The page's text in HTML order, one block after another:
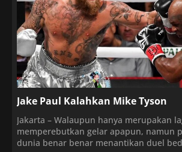
Jake Paul Kalahkan Mike Tyson
Jakarta – Walaupun hanya merupakan
memperebutkan gelar apapun, namun
dunia benar benar menantikan duel